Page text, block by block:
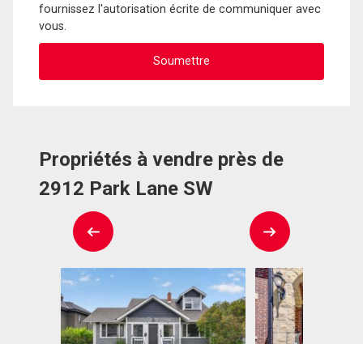
fournissez l'autorisation écrite de communiquer avec
vous.
Propriétés à vendre près de
2912 Park Lane SW